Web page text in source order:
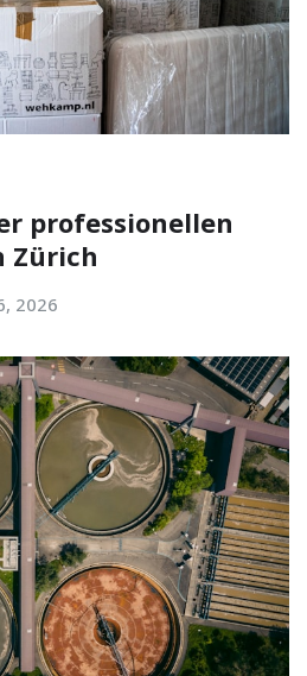
professionellen
Zürich
2026